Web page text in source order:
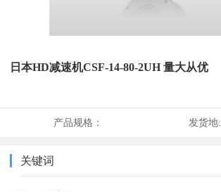
日本HD减速机CSF-14-80-2UH 量大从优
产品规格： 发货地:
关键词